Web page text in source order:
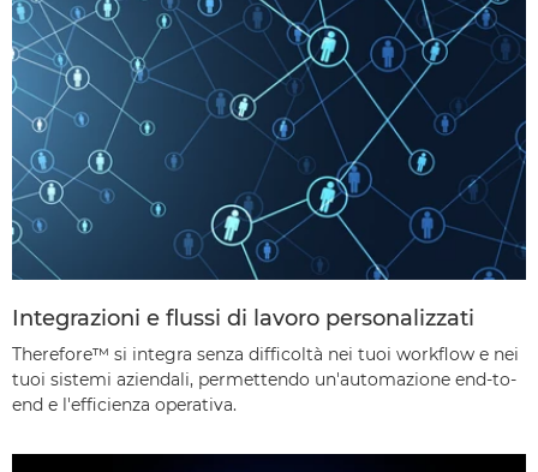
Integrazioni e flussi di lavoro personalizzati
Therefore™ si integra senza difficoltà nei tuoi workflow e nei
tuoi sistemi aziendali, permettendo un'automazione end-to-
end e l'efficienza operativa.